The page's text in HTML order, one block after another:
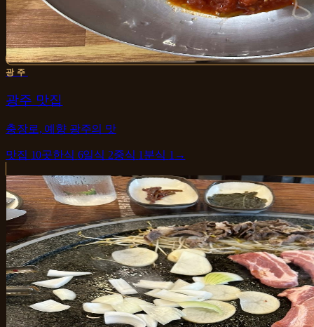
광주
광주 맛집
충장로, 예향 광주의 맛
맛집 10곳한식 6일식 2중식 1 분식 1 →